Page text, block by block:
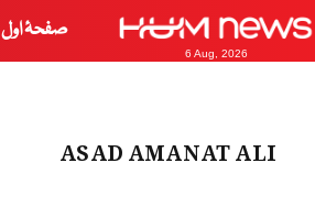
6 Aug, 2026
صفحۂ اول
ASAD AMANAT ALI